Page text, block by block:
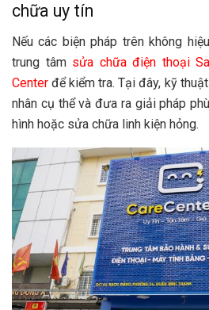
chữa uy tín
Nếu các biện pháp trên không
trung tâm sửa chữa điện thoại
Center để kiểm tra. Tại đây, kỹ
nhân cụ thể và đưa ra giải pháp
hình hoặc sửa chữa linh kiện hỏng.